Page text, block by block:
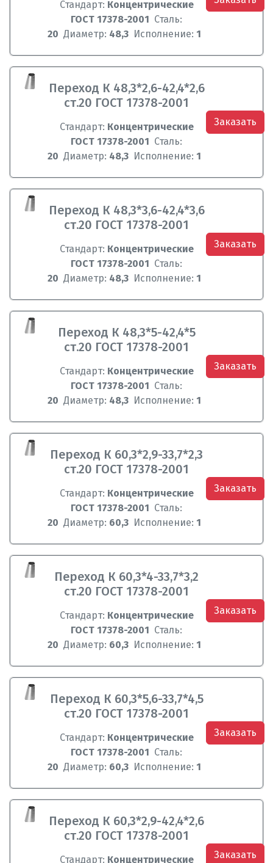
Стандарт: Концентрические
ГОСТ 17378-2001 Сталь:
20 Диаметр: 48,3 Исполнение: 1
Переход К 48,3*2,6-42,4*2,6
ст.20 ГОСТ 17378-2001
Стандарт: Концентрические
ГОСТ 17378-2001 Сталь:
20 Диаметр: 48,3 Исполнение: 1
Заказать
Переход К 48,3*3,6-42,4*3,6
ст.20 ГОСТ 17378-2001
Стандарт: Концентрические
ГОСТ 17378-2001 Сталь:
20 Диаметр: 48,3 Исполнение: 1
Заказать
Переход К 48,3*5-42,4*5
ст.20 ГОСТ 17378-2001
Стандарт: Концентрические
ГОСТ 17378-2001 Сталь:
20 Диаметр: 48,3 Исполнение: 1
Заказать
Переход К 60,3*2,9-33,7*2,3
ст.20 ГОСТ 17378-2001
Стандарт: Концентрические
ГОСТ 17378-2001 Сталь:
20 Диаметр: 60,3 Исполнение: 1
Заказать
Переход К 60,3*4-33,7*3,2
ст.20 ГОСТ 17378-2001
Стандарт: Концентрические
ГОСТ 17378-2001 Сталь:
20 Диаметр: 60,3 Исполнение: 1
Заказать
Переход К 60,3*5,6-33,7*4,5
ст.20 ГОСТ 17378-2001
Стандарт: Концентрические
ГОСТ 17378-2001 Сталь:
20 Диаметр: 60,3 Исполнение: 1
Заказать
Переход К 60,3*2,9-42,4*2,6
ст.20 ГОСТ 17378-2001
Стандарт: Концентрические
Заказать